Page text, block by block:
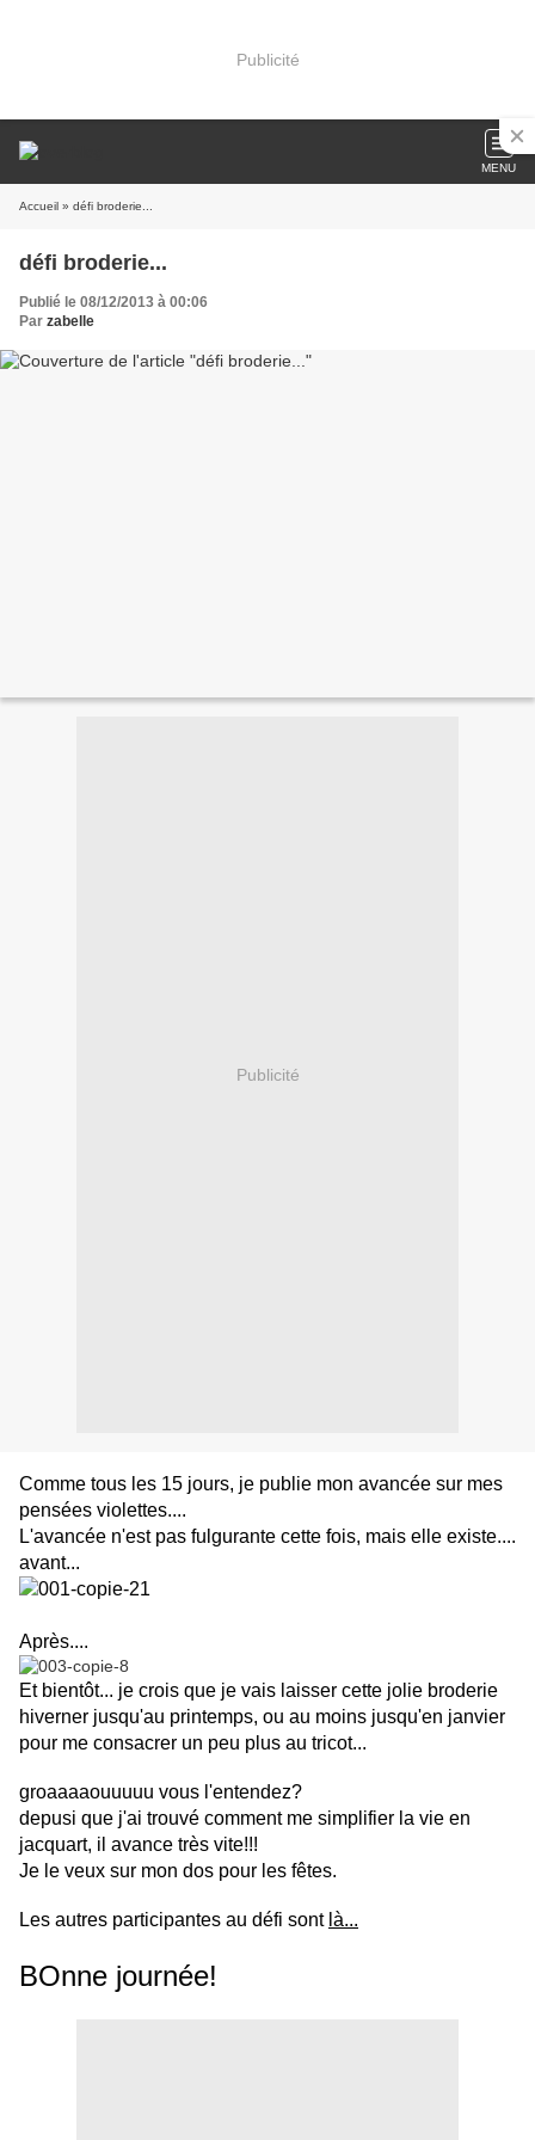
Publicité
MENU
Accueil » défi broderie...
défi broderie...
Publié le 08/12/2013 à 00:06
Par zabelle
Publicité
Comme tous les 15 jours, je publie mon avancée sur mes
pensées violettes....
L'avancée n'est pas fulgurante cette fois, mais elle existe....
avant...
Après....
Et bientôt... je crois que je vais laisser cette jolie broderie
hiverner jusqu'au printemps, ou au moins jusqu'en janvier
pour me consacrer un peu plus au tricot...
groaaaaouuuuu vous l'entendez?
depusi que j'ai trouvé comment me simplifier la vie en
jacquart, il avance très vite!!!
Je le veux sur mon dos pour les fêtes.
Les autres participantes au défi sont là...
BOnne journée!